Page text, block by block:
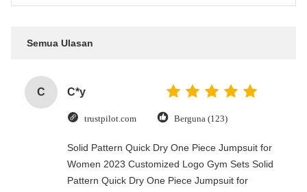
Semua Ulasan
C C*y
trustpilot.com Berguna (123)
Solid Pattern Quick Dry One Piece Jumpsuit for
Women 2023 Customized Logo Gym Sets Solid
Pattern Quick Dry One Piece Jumpsuit for